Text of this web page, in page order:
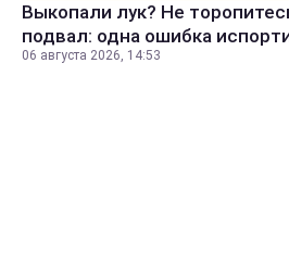
Выкопали лук? Не
подвал: одна ошибка
06 августа 2026, 14:53